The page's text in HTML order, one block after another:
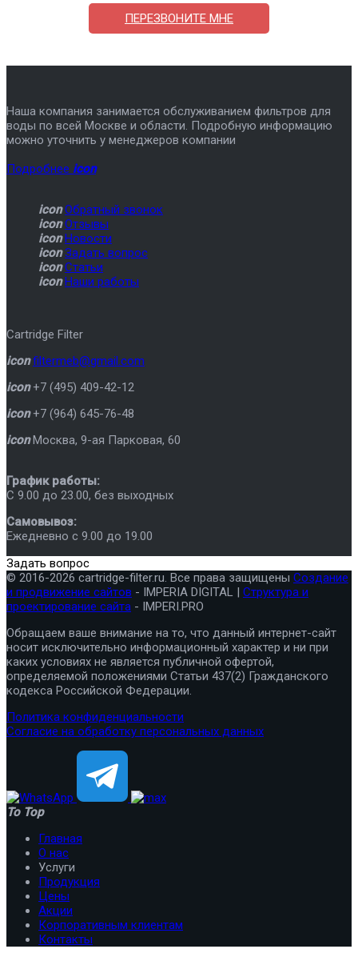
ПЕРЕЗВОНИТЕ МНЕ
Наша компания занимается обслуживанием фильтров для
воды по всей Москве и области. Подробную информацию
можно уточнить у менеджеров компании
Подробнее icon
icon Обратный звонок
icon Отзывы
icon Новости
icon Задать вопрос
icon Статьи
icon Наши работы
Cartridge Filter
icon filtermeb@gmail.com
icon +7 (495) 409-42-12
icon +7 (964) 645-76-48
icon Москва, 9-ая Парковая, 60
График работы:
C 9.00 до 23.00, без выходных
Самовывоз:
Ежедневно с 9.00 до 19.00
Задать вопрос
© 2016-2026 cartridge-filter.ru. Все права защищены Создание
и продвижение сайтов - IMPERIA DIGITAL | Структура и
проектирование сайта - IMPERI.PRO
Обращаем ваше внимание на то, что данный интернет-сайт
носит исключительно информационный характер и ни при
каких условиях не является публичной офертой,
определяемой положениями Статьи 437(2) Гражданского
кодекса Российской Федерации.
Политика конфиденциальности
Согласие на обработку персональных данных
To Top
Главная
О нас
Услуги
Продукция
Цены
Акции
Корпоративным клиентам
Контакты